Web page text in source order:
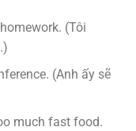
(Tôi
(Anh ấy sẽ
much fast food.